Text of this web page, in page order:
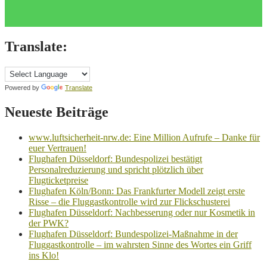
Translate:
Powered by Translate
Neueste Beiträge
www.luftsicherheit-nrw.de: Eine Million Aufrufe – Danke für
euer Vertrauen!
Flughafen Düsseldorf: Bundespolizei bestätigt
Personalreduzierung und spricht plötzlich über
Flugticketpreise
Flughafen Köln/Bonn: Das Frankfurter Modell zeigt erste
Risse – die Fluggastkontrolle wird zur Flickschusterei
Flughafen Düsseldorf: Nachbesserung oder nur Kosmetik in
der PWK?
Flughafen Düsseldorf: Bundespolizei-Maßnahme in der
Fluggastkontrolle – im wahrsten Sinne des Wortes ein Griff
ins Klo!